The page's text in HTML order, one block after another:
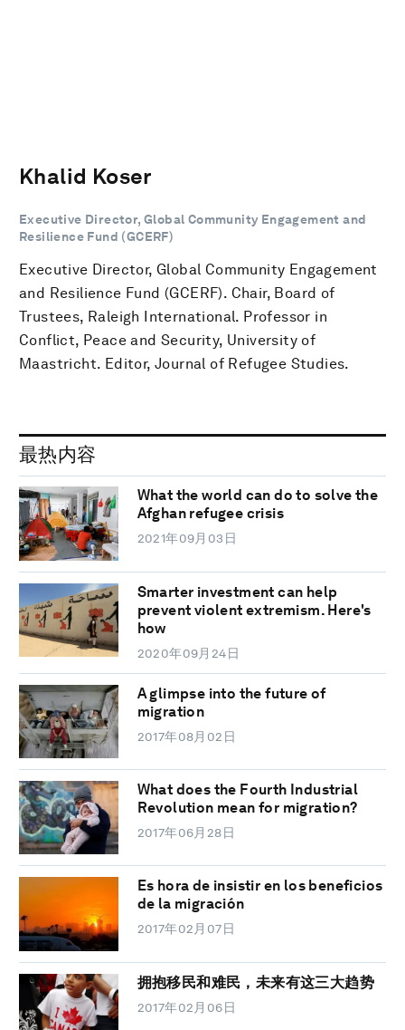
Khalid Koser
Executive Director, Global Community Engagement and
Resilience Fund (GCERF)
Executive Director, Global Community Engagement
and Resilience Fund (GCERF). Chair, Board of
Trustees, Raleigh International. Professor in
Conflict, Peace and Security, University of
Maastricht. Editor, Journal of Refugee Studies.
最热内容
What the world can do to solve the
Afghan refugee crisis
2021年09月03日
Smarter investment can help
prevent violent extremism. Here's
how
2020年09月24日
A glimpse into the future of
migration
2017年08月02日
What does the Fourth Industrial
Revolution mean for migration?
2017年06月28日
Es hora de insistir en los beneficios
de la migración
2017年02月07日
拥抱移民和难民，未来有这三大趋势
2017年02月06日